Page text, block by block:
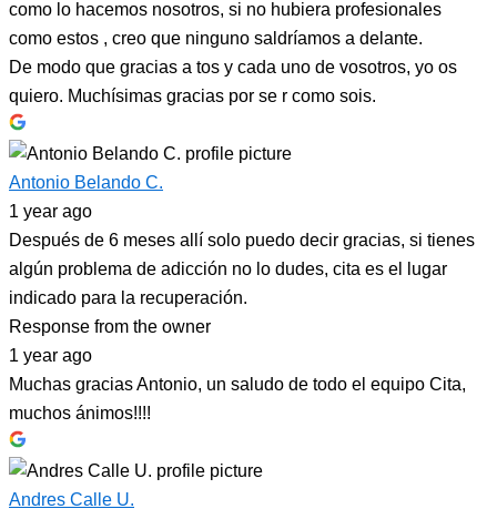
como lo hacemos nosotros, si no hubiera profesionales
como estos , creo que ninguno saldríamos a delante.
De modo que gracias a tos y cada uno de vosotros, yo os
quiero. Muchísimas gracias por se r como sois.
Antonio Belando C.
1 year ago
Después de 6 meses allí solo puedo decir gracias, si tienes
algún problema de adicción no lo dudes, cita es el lugar
indicado para la recuperación.
Response from the owner
1 year ago
Muchas gracias Antonio, un saludo de todo el equipo Cita,
muchos ánimos!!!!
Andres Calle U.